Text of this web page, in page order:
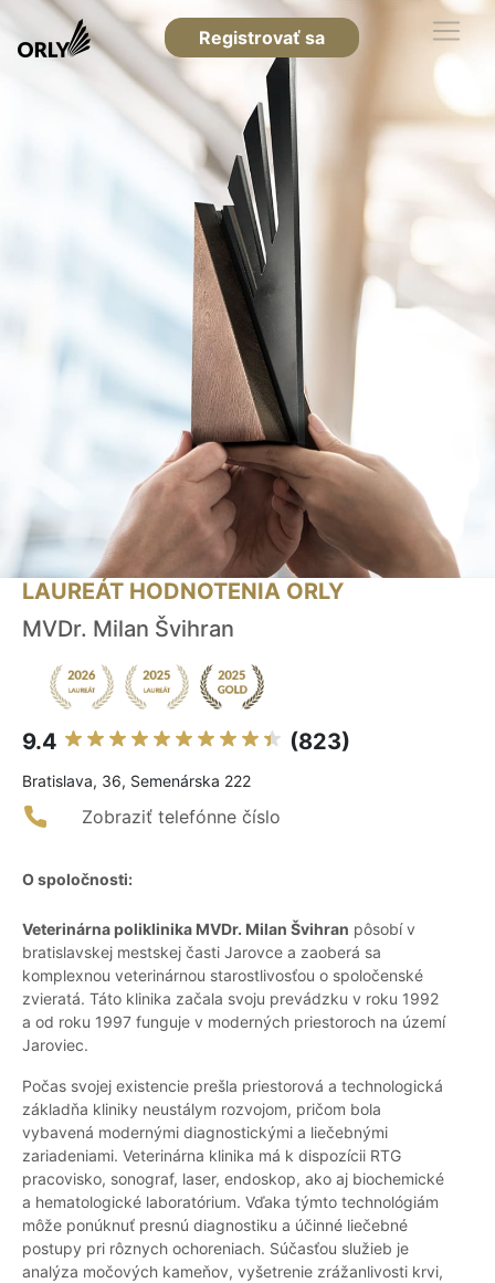
Registrovať sa
LAUREÁT HODNOTENIA ORLY
MVDr. Milan Švihran
9.4 (823)
Bratislava, 36, Semenárska 222
Zobraziť telefónne číslo
O spoločnosti:
Veterinárna poliklinika MVDr. Milan Švihran pôsobí v
bratislavskej mestskej časti Jarovce a zaoberá sa
komplexnou veterinárnou starostlivosťou o spoločenské
zvieratá. Táto klinika začala svoju prevádzku v roku 1992
a od roku 1997 funguje v moderných priestoroch na území
Jaroviec.
Počas svojej existencie prešla priestorová a technologická
základňa kliniky neustálym rozvojom, pričom bola
vybavená modernými diagnostickými a liečebnými
zariadeniami. Veterinárna klinika má k dispozícii RTG
pracovisko, sonograf, laser, endoskop, ako aj biochemické
a hematologické laboratórium. Vďaka týmto technológiám
môže ponúknuť presnú diagnostiku a účinné liečebné
postupy pri rôznych ochoreniach. Súčasťou služieb je
analýza močových kameňov, vyšetrenie zrážanlivosti krvi,